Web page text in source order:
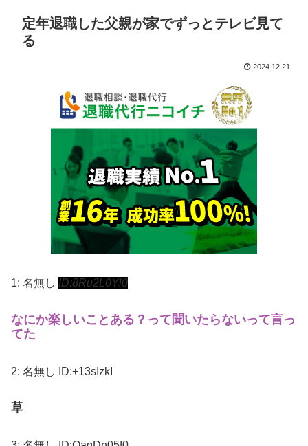
定年退職した父親が家でずっとテレビ見て
る
2024.12.21
1: 名無し ID:8Ru2L0Yl0
なにか楽しいことある？って聞いたらないって言っ
てた
2: 名無し ID:+13sIzkI
草